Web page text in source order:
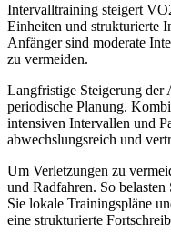
Intervalltraining steigert
Einheiten und strukturierte
Anfänger sind moderate
zu vermeiden.
Langfristige Steigerung der
periodische Planung.
intensiven Intervallen und
abwechslungsreich und
Um Verletzungen zu
und Radfahren. So
Sie lokale Trainingspläne
eine strukturierte